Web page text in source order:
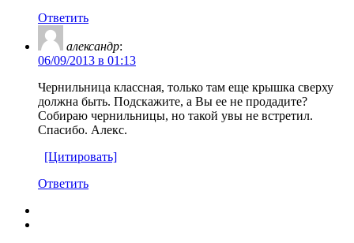
Ответить
александр:
06/09/2013 в 01:13
Чернильница классная, только там еще крышка сверху
должна быть. Подскажите, а Вы ее не продадите?
Собираю чернильницы, но такой увы не встретил.
Спасибо. Алекс.
[Цитировать]
Ответить